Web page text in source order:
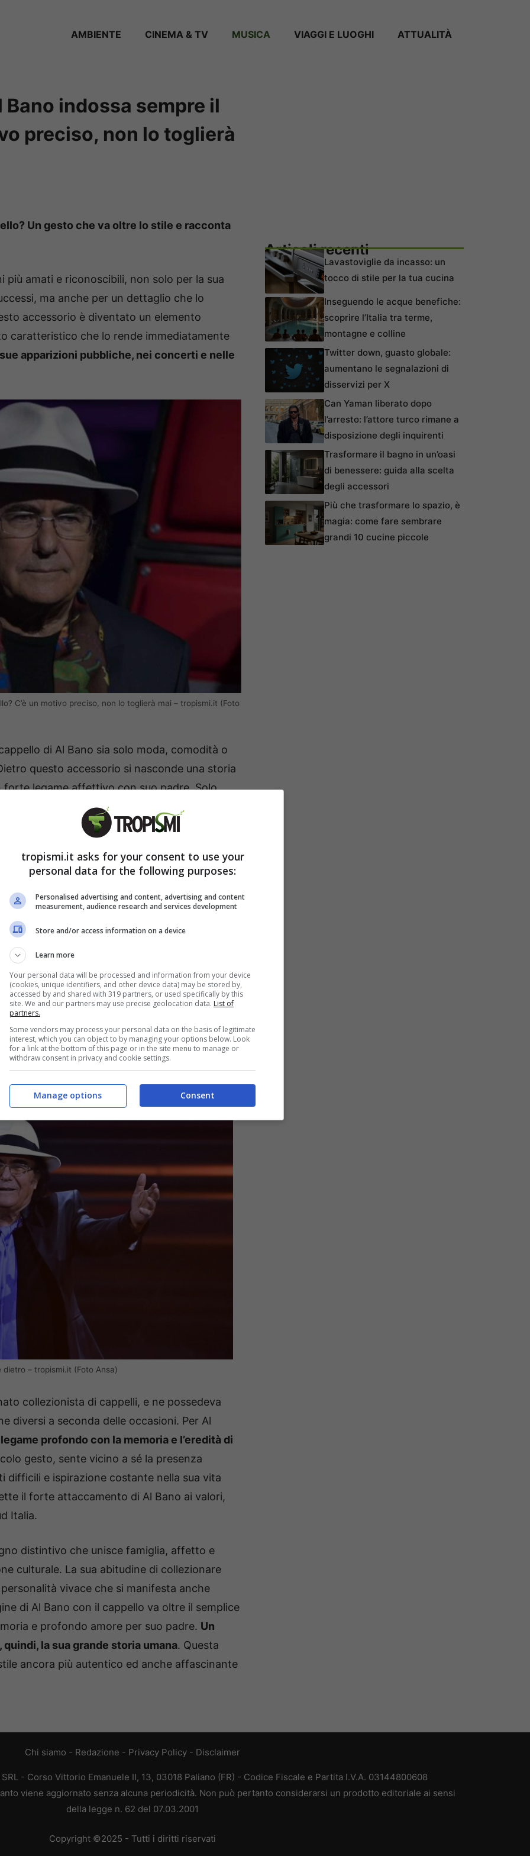
AMBIENTE CINEMA & TV MUSICA VIAGGI E LUOGHI ATTUALITÀ
indossa sempre il
preciso, non lo toglierà
Un gesto che va oltre lo stile e racconta
più amati e riconoscibili, non solo per la sua
ma anche per un dettaglio che lo
accessorio è diventato un elemento
caratteristico che lo rende immediatamente
apparizioni pubbliche, nei concerti e nelle
C’è un motivo preciso, non lo toglierà mai – tropismi.it (Foto
di Al Bano sia solo moda, comodità o
questo accessorio si nasconde una storia
forte legame affettivo con suo padre. Solo
l’importanza del cappello, che per Al
Il cappello assume un valore speciale
rappresentando un legame imprescindibile
Al Bano: cosa si nasconde
cappello, un accessorio che è diventato
scelta stilistica, apparentemente
familiare e un legame affettivo che va
raccontato più volte che questa sua
deriva da una tradizione che gli è stata
molto importante nella sua vita,
– tropismi.it (Foto Ansa)
collezionista di cappelli, e ne possedeva
diversi a seconda delle occasioni. Per Al
profondo con la memoria e l’eredità di
gesto, sente vicino a sé la presenza
e ispirazione costante nella sua vita
il forte attaccamento di Al Bano ai valori,
Italia.
distintivo che unisce famiglia, affetto e
culturale. La sua abitudine di collezionare
vivace che si manifesta anche
di Al Bano con il cappello va oltre il semplice
e profondo amore per suo padre. Un
la sua grande storia umana. Questa
ancora più autentico ed anche affascinante
Articoli recenti
Lavastoviglie da incasso: un
tocco di stile per la tua cucina
Inseguendo le acque benefiche:
scoprire l’Italia tra terme,
montagne e colline
Twitter down, guasto globale:
aumentano le segnalazioni di
disservizi per X
Can Yaman liberato dopo
l’arresto: l’attore turco rimane a
disposizione degli inquirenti
Trasformare il bagno in un’oasi
di benessere: guida alla scelta
degli accessori
Più che trasformare lo spazio, è
magia: come fare sembrare
grandi 10 cucine piccole
Chi siamo - Redazione - Privacy Policy - Disclaimer
- Corso Vittorio Emanuele II, 13, 03018 Paliano (FR) - Codice Fiscale e Partita I.V.A. 03144800608
viene aggiornato senza alcuna periodicità. Non può pertanto considerarsi un prodotto editoriale ai sensi
della legge n. 62 del 07.03.2001
Copyright ©2025 - Tutti i diritti riservati
tropismi.it asks for your consent to use your
personal data for the following purposes:
Personalised advertising and content, advertising and content
measurement, audience research and services development
Store and/or access information on a device
Learn more
Your personal data will be processed and information from your device
(cookies, unique identifiers, and other device data) may be stored by,
accessed by and shared with 319 partners, or used specifically by this
site. We and our partners may use precise geolocation data. List of
partners.
Some vendors may process your personal data on the basis of legitimate
interest, which you can object to by managing your options below. Look
for a link at the bottom of this page or in the site menu to manage or
withdraw consent in privacy and cookie settings.
Consent
Manage options